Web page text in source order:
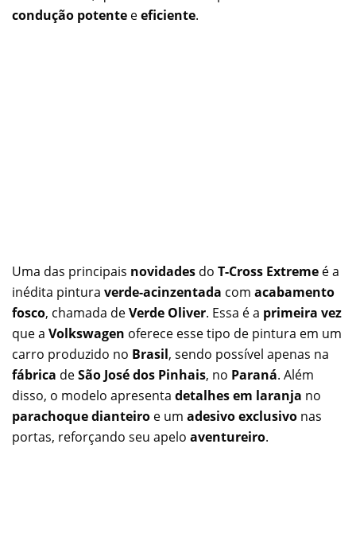
condução potente eeficiente.
Uma das principais novidades do T-Cross Extreme é a
inédita pintura verde-acinzentada com acabamento
fosco, chamada deVerde Oliver. Essa é a primeira vez
que a Volkswagen oferece esse tipo de pintura em um
carro produzido no Brasil, sendo possível apenas na
fábrica deSão José dos Pinhais, no Paraná. Além
disso, o modelo apresenta detalhes em laranja no
parachoque dianteiro e um adesivo exclusivo nas
portas, reforçando seu apelo aventureiro.